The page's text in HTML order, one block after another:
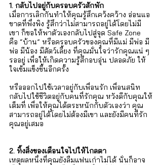
1. กลับไปอยู่กับครอบครัวสักพัก
เมื่อการเลิกกันทำให้คุณรู้สึกเคว้งคว้าง อ่อนแอ
ขาดที่พึ่งพิง รู้สึกว่าไม่สามารถอยู่ได้โดยไม่มี
เขา ก็ขอให้พาตัวเองกลับไปสู่จุด Safe Zone
คือ “บ้าน” หรือครอบครัวของคุณที่มีแม่ มีพ่อ มี
พ่อ มีน้อง มีสัตว์เลี้ยง ที่คุณมั่นใจว่ารักคุณแน่ ๆ
รออยู่ เพื่อให้เกิดความรู้สึกอบอุ่น ปลอดภัย ให้
ใจเข้มแข็งขึ้นอีกครั้ง
หรือออกไปใช้เวลาอยู่กับเพื่อนรัก เพื่อนสนิท
กลับไปใช้ชีวิตอยู่กับคนที่รักคุณ หวังดีกับคุณให้
เต็มที่ เพื่อให้คุณได้ตระหนักกับตัวเองว่า คุณ
สามารถอยู่ได้โดยไม่ต้องมีเขา และยังมีคนที่รัก
คุณอยู่เสมอ
2. ทิ้งสิ่งของเตือนใจไปให้ไกลตา
เหตุผลหนึ่งที่คุณยังลืมแฟนเก่าไม่ได้ นั่นก็อาจ